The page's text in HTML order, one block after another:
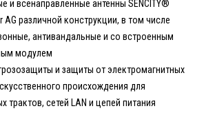
и всенаправленные антенны SENCITY®
AG различной конструкции, в том числе
антивандальные и со встроенным
модулем
и защиты от электромагнитных
происхождения для
трактов, сетей LAN и цепей питания